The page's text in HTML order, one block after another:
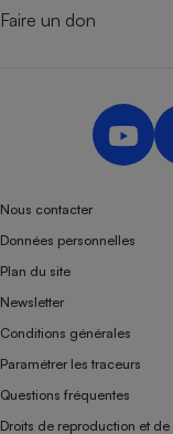
Faire un don
Nous contacter
Données personnelles
Plan du site
Newsletter
Conditions générales
Paramétrer les traceurs
Questions fréquentes
Droits de reproduction et